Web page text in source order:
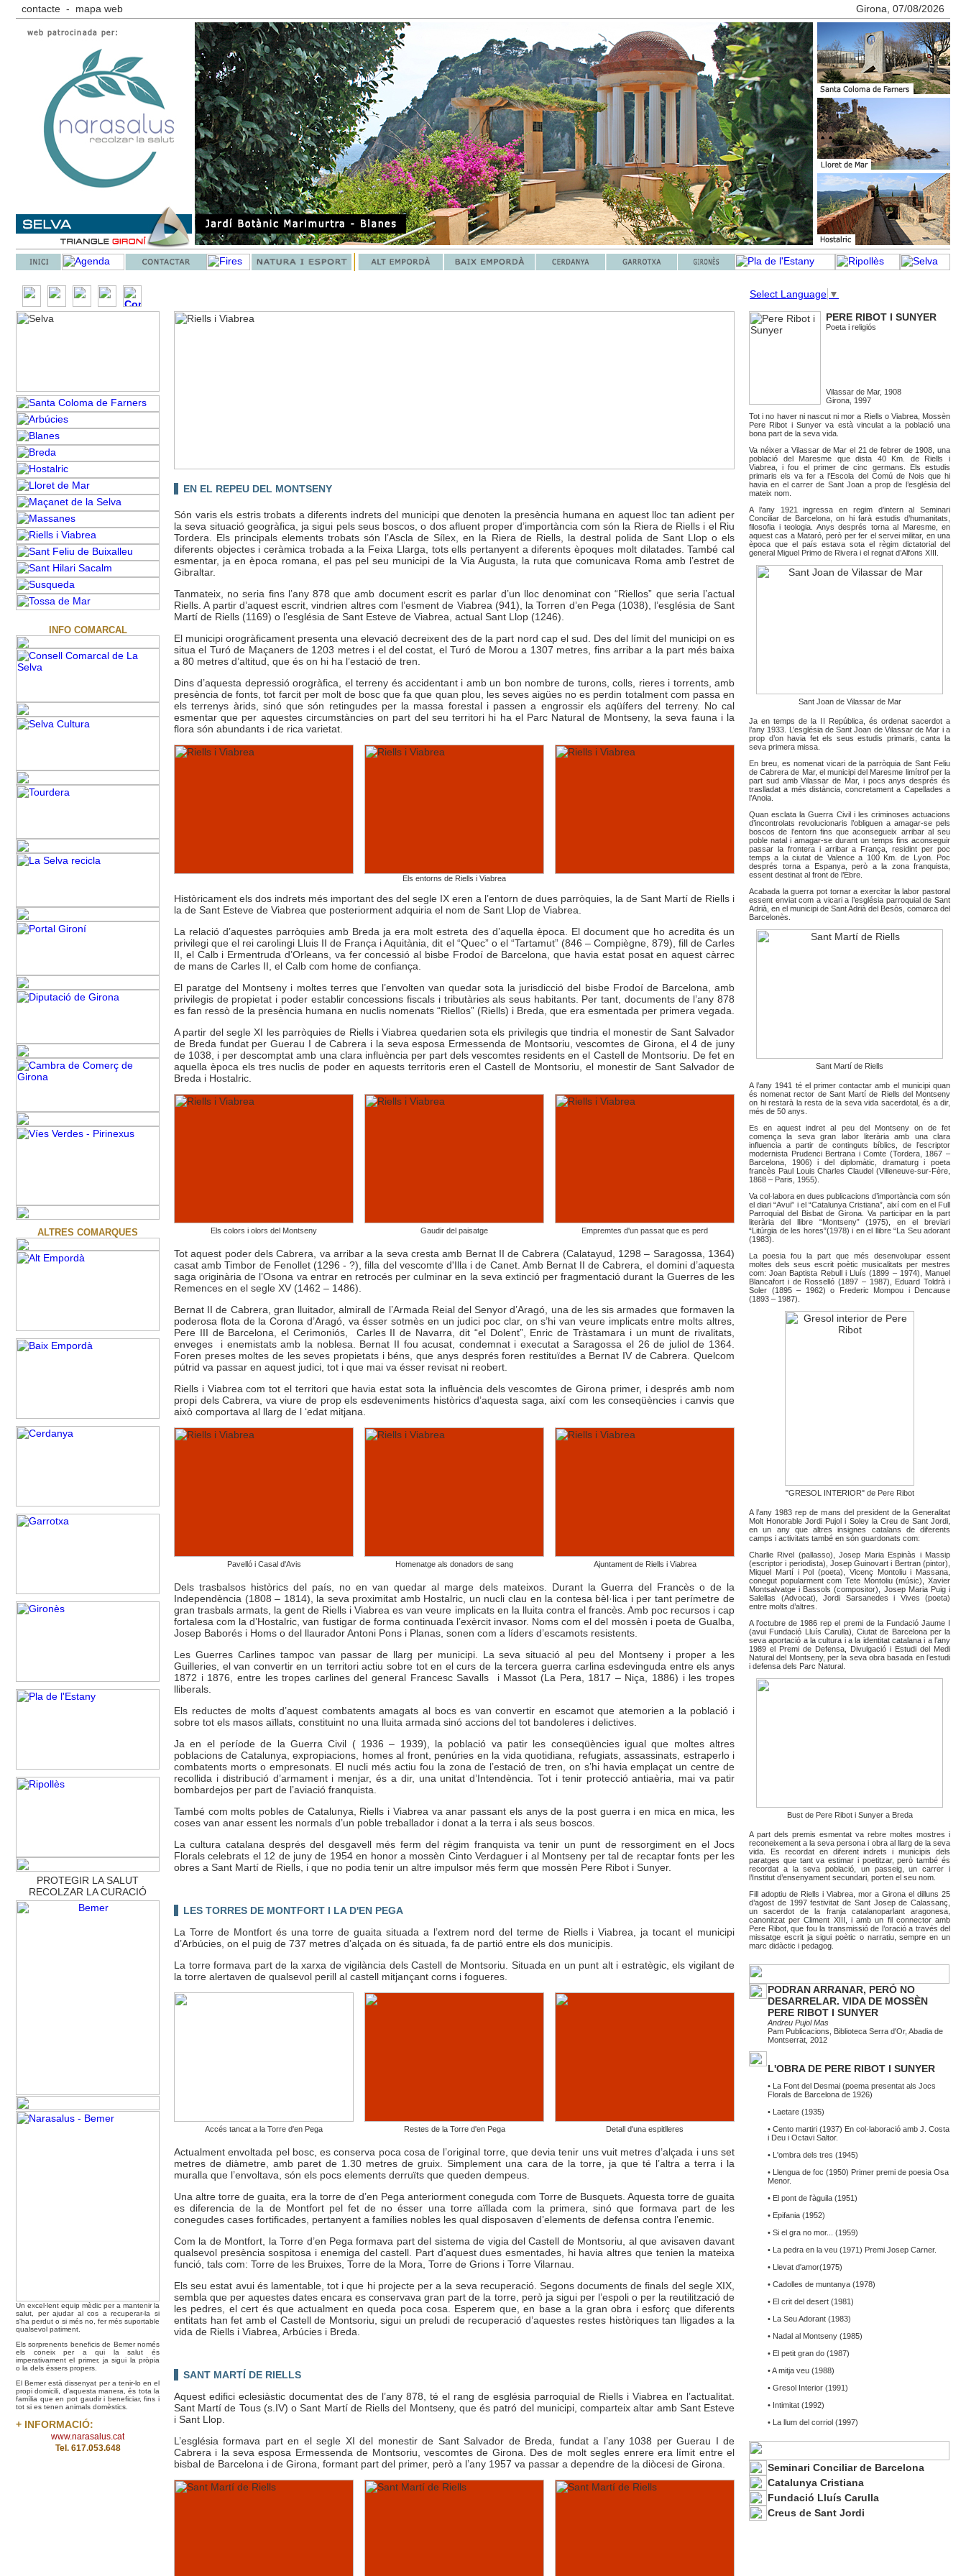
contacte - mapa web Girona, 07/08/2026
Select Language ▼
INFO COMARCAL
ALTRES COMARQUES
PROTEGIR LA SALUT
RECOLZAR LA CURACIÓ
Un excel·lent equip mèdic per a mantenir la
salut, per ajudar al cos a recuperar-la si
s'ha perdut o si més no, fer més suportable
qualsevol patiment.
Els sorprenents beneficis de Bemer només
els coneix per a qui la salut és
imperativament el primer, ja sigui la pròpia
o la dels éssers propers.
El Bemer està dissenyat per a tenir-lo en el
propi domicili, d'aquesta manera, és tota la
família que en pot gaudir i beneficiar, fins i
tot si es tenen animals domèstics.
+ INFORMACIÓ:
www.narasalus.cat
Tel. 617.053.648
EN EL REPEU DEL MONTSENY
Són varis els estris trobats a diferents indrets del municipi que denoten la presència humana en aquest lloc tan adient per
la seva situació geogràfica, ja sigui pels seus boscos, o dos afluent proper d’importància com són la Riera de Riells i el Riu
Tordera. Els principals elements trobats són l’Ascla de Sílex, en la Riera de Riells, la destral polida de Sant Llop o els
diferents objectes i ceràmica trobada a la Feixa Llarga, tots ells pertanyent a diferents èpoques molt dilatades. També cal
esmentar, ja en època romana, el pas pel seu municipi de la Via Augusta, la ruta que comunicava Roma amb l’estret de
Gibraltar.
Tanmateix, no seria fins l’any 878 que amb document escrit es parlar d’un lloc denominat con “Riellos” que seria l’actual
Riells. A partir d’aquest escrit, vindrien altres com l’esment de Viabrea (941), la Torren d’en Pega (1038), l’església de Sant
Martí de Riells (1169) o l’església de Sant Esteve de Viabrea, actual Sant Llop (1246).
El municipi orogràficament presenta una elevació decreixent des de la part nord cap el sud. Des del límit del municipi on es
situa el Turó de Maçaners de 1203 metres i el del costat, el Turó de Morou a 1307 metres, fins arribar a la part més baixa
a 80 metres d’altitud, que és on hi ha l’estació de tren.
Dins d’aquesta depressió orogràfica, el terreny és accidentant i amb un bon nombre de turons, colls, rieres i torrents, amb
presència de fonts, tot farcit per molt de bosc que fa que quan plou, les seves aigües no es perdin totalment com passa en
els terrenys àrids, sinó que són retingudes per la massa forestal i passen a engrossir els aqüífers del terreny. No cal
esmentar que per aquestes circumstàncies on part del seu territori hi ha el Parc Natural de Montseny, la seva fauna i la
flora són abundants i de rica varietat.
Els entorns de Riells i Viabrea
Històricament els dos indrets més important des del segle IX eren a l’entorn de dues parròquies, la de Sant Martí de Riells i
la de Sant Esteve de Viabrea que posteriorment adquiria el nom de Sant Llop de Viabrea.
La relació d’aquestes parròquies amb Breda ja era molt estreta des d’aquella època. El document que ho acredita és un
privilegi que el rei carolingi Lluis II de França i Aquitània, dit el “Quec” o el “Tartamut” (846 – Compiègne, 879), fill de Carles
II, el Calb i Ermentruda d’Orleans, va fer concessió al bisbe Frodoí de Barcelona, que havia estat posat en aquest càrrec
de mans de Carles II, el Calb com home de confiança.
El paratge del Montseny i moltes terres que l’envolten van quedar sota la jurisdicció del bisbe Frodoí de Barcelona, amb
privilegis de propietat i poder establir concessions fiscals i tributàries als seus habitants. Per tant, documents de l’any 878
es fan ressò de la presència humana en nuclis nomenats “Riellos” (Riells) i Breda, que era esmentada per primera vegada.
A partir del segle XI les parròquies de Riells i Viabrea quedarien sota els privilegis que tindria el monestir de Sant Salvador
de Breda fundat per Guerau I de Cabrera i la seva esposa Ermessenda de Montsoriu, vescomtes de Girona, el 4 de juny
de 1038, i per descomptat amb una clara influència per part dels vescomtes residents en el Castell de Montsoriu. De fet en
aquella època els tres nuclis de poder en aquests territoris eren el Castell de Montsoriu, el monestir de Sant Salvador de
Breda i Hostalric.
Els colors i olors del Montseny Gaudir del paisatge Empremtes d'un passat que es perd
Tot aquest poder dels Cabrera, va arribar a la seva cresta amb Bernat II de Cabrera (Calatayud, 1298 – Saragossa, 1364)
casat amb Timbor de Fenollet (1296 - ?), filla del vescomte d'Illa i de Canet. Amb Bernat II de Cabrera, el domini d’aquesta
saga originària de l’Osona va entrar en retrocés per culminar en la seva extinció per fragmentació durant la Guerres de les
Remences en el segle XV (1462 – 1486).
Bernat II de Cabrera, gran lluitador, almirall de l’Armada Reial del Senyor d’Aragó, una de les sis armades que formaven la
poderosa flota de la Corona d’Aragó, va ésser sotmès en un judici poc clar, on s’hi van veure implicats entre molts altres,
Pere III de Barcelona, el Cerimoniós, Carles II de Navarra, dit “el Dolent”, Enric de Tràstamara i un munt de rivalitats,
enveges i enemistats amb la noblesa. Bernat II fou acusat, condemnat i executat a Saragossa el 26 de juliol de 1364.
Foren preses moltes de les seves propietats i béns, que anys després foren restituïdes a Bernat IV de Cabrera. Quelcom
pútrid va passar en aquest judici, tot i que mai va ésser revisat ni reobert.
Riells i Viabrea com tot el territori que havia estat sota la influència dels vescomtes de Girona primer, i després amb nom
propi dels Cabrera, va viure de prop els esdeveniments històrics d’aquesta saga, així com les conseqüències i canvis que
això comportava al llarg de l ‘edat mitjana.
Pavelló i Casal d'Avis Homenatge als donadors de sang Ajuntament de Riells i Viabrea
Dels trasbalsos històrics del país, no en van quedar al marge dels mateixos. Durant la Guerra del Francès o de la
Independència (1808 – 1814), la seva proximitat amb Hostalric, un nucli clau en la contesa bèl·lica i per tant perímetre de
gran trasbals armats, la gent de Riells i Viabrea es van veure implicats en la lluita contra el francès. Amb poc recursos i cap
fortalesa com la d’Hostalric, van fustigar de forma continuada l’exèrcit invasor. Noms com el del mossèn i poeta de Gualba,
Josep Baborés i Homs o del llaurador Antoni Pons i Planas, sonen com a líders d’escamots resistents.
Les Guerres Carlines tampoc van passar de llarg per municipi. La seva situació al peu del Montseny i proper a les
Guilleries, el van convertir en un territori actiu sobre tot en el curs de la tercera guerra carlina esdevinguda entre els anys
1872 i 1876, entre les tropes carlines del general Francesc Savalls i Massot (La Pera, 1817 – Niça, 1886) i les tropes
lliberals.
Els reductes de molts d’aquest combatents amagats al bocs es van convertir en escamot que atemorien a la població i
sobre tot els masos aïllats, constituint no una lluita armada sinó accions del tot bandoleres i delictives.
Ja en el període de la Guerra Civil ( 1936 – 1939), la població va patir les conseqüències igual que moltes altres
poblacions de Catalunya, expropiacions, homes al front, penúries en la vida quotidiana, refugiats, assassinats, estraperlo i
combatents morts o empresonats. El nucli més actiu fou la zona de l’estació de tren, on s’hi havia emplaçat un centre de
recollida i distribució d’armament i menjar, és a dir, una unitat d’Intendència. Tot i tenir protecció antiaèria, mai va patir
bombardejos per part de l’aviació franquista.
També com molts pobles de Catalunya, Riells i Viabrea va anar passant els anys de la post guerra i en mica en mica, les
coses van anar essent les normals d’un poble treballador i donat a la terra i als seus boscos.
La cultura catalana després del desgavell més ferm del règim franquista va tenir un punt de ressorgiment en el Jocs
Florals celebrats el 12 de juny de 1954 en honor a mossèn Cinto Verdaguer i al Montseny per tal de recaptar fonts per les
obres a Sant Martí de Riells, i que no podia tenir un altre impulsor més ferm que mossèn Pere Ribot i Sunyer.
LES TORRES DE MONTFORT I LA D'EN PEGA
La Torre de Montfort és una torre de guaita situada a l’extrem nord del terme de Riells i Viabrea, ja tocant el municipi
d’Arbúcies, on el puig de 737 metres d’alçada on és situada, fa de partió entre els dos municipis.
La torre formava part de la xarxa de vigilància dels Castell de Montsoriu. Situada en un punt alt i estratègic, els vigilant de
la torre alertaven de qualsevol perill al castell mitjançant corns i fogueres.
Accés tancat a la Torre d'en Pega Restes de la Torre d'en Pega Detall d'una espitlleres
Actualment envoltada pel bosc, es conserva poca cosa de l’original torre, que devia tenir uns vuit metres d’alçada i uns set
metres de diàmetre, amb paret de 1.30 metres de gruix. Simplement una cara de la torre, ja que té l’altra a terra i la
muralla que l’envoltava, són els pocs elements derruïts que queden dempeus.
Una altre torre de guaita, era la torre de d’en Pega anteriorment coneguda com Torre de Busquets. Aquesta torre de guaita
es diferencia de la de Montfort pel fet de no ésser una torre aïllada com la primera, sinó que formava part de les
conegudes cases fortificades, pertanyent a famílies nobles les qual disposaven d’elements de defensa contra l’enemic.
Com la de Montfort, la Torre d’en Pega formava part del sistema de vigia del Castell de Montsoriu, al que avisaven davant
qualsevol presència sospitosa i enemiga del castell. Part d’aquest dues esmentades, hi havia altres que tenien la mateixa
funció, tals com: Torre de les Bruixes, Torre de la Mora, Torre de Grions i Torre Vilarnau.
Els seu estat avui és lamentable, tot i que hi projecte per a la seva recuperació. Segons documents de finals del segle XIX,
sembla que per aquestes dates encara es conservava gran part de la torre, però ja sigui per l’espoli o per la reutilització de
les pedres, el cert és que actualment en queda poca cosa. Esperem que, en base a la gran obra i esforç que diferents
entitats han fet amb el Castell de Montsoriu, sigui un preludi de recuperació d’aquestes restes històriques tan lligades a la
vida de Riells i Viabrea, Arbúcies i Breda.
SANT MARTÍ DE RIELLS
Aquest edifici eclesiàstic documentat des de l’any 878, té el rang de església parroquial de Riells i Viabrea en l’actualitat.
Sant Martí de Tous (s.IV) o Sant Martí de Riells del Montseny, que és patró del municipi, comparteix altar amb Sant Esteve
i Sant Llop.
L’església formava part en el segle XI del monestir de Sant Salvador de Breda, fundat a l’any 1038 per Guerau I de
Cabrera i la seva esposa Ermessenda de Montsoriu, vescomtes de Girona. Des de molt segles enrere era límit entre el
bisbal de Barcelona i de Girona, formant part del primer, però a l’any 1957 va passar a dependre de la diòcesi de Girona.
PERE RIBOT I SUNYER
Poeta i religiós
Vilassar de Mar, 1908
Girona, 1997
Tot i no haver ni nascut ni mor a Riells o Viabrea, Mossèn
Pere Ribot i Sunyer va està vinculat a la població una
bona part de la seva vida.
Va néixer a Vilassar de Mar el 21 de febrer de 1908, una
població del Maresme que dista 40 Km. de Riells i
Viabrea, i fou el primer de cinc germans. Els estudis
primaris els va fer a l’Escola del Comú de Nois que hi
havia en el carrer de Sant Joan a prop de l’església del
mateix nom.
A l’any 1921 ingressa en regim d’intern al Seminari
Conciliar de Barcelona, on hi farà estudis d’humanitats,
filosofia i teologia. Anys després torna al Maresme, en
aquest cas a Mataró, però per fer el servei militar, en una
època que el país estava sota el règim dictatorial del
general Miguel Primo de Rivera i el regnat d’Alfons XIII.
Sant Joan de Vilassar de Mar
Ja en temps de la II República, és ordenat sacerdot a
l’any 1933. L’església de Sant Joan de Vilassar de Mar i a
prop d’on havia fet els seus estudis primaris, canta la
seva primera missa.
En breu, es nomenat vicari de la parròquia de Sant Feliu
de Cabrera de Mar, el municipi del Maresme limítrof per la
part sud amb Vilassar de Mar, i pocs anys després és
traslladat a més distància, concretament a Capellades a
l’Anoia.
Quan esclata la Guerra Civil i les criminoses actuacions
d’incontrolats revolucionaris l’obliguen a amagar-se pels
boscos de l’entorn fins que aconsegueix arribar al seu
poble natal i amagar-se durant un temps fins aconseguir
passar la frontera i arribar a França, residint per poc
temps a la ciutat de Valence a 100 Km. de Lyon. Poc
després torna a Espanya, però a la zona franquista,
essent destinat al front de l’Ebre.
Acabada la guerra pot tornar a exercitar la labor pastoral
essent enviat com a vicari a l’església parroquial de Sant
Adrià, en el municipi de Sant Adrià del Besòs, comarca del
Barcelonès.
Sant Martí de Riells
A l’any 1941 té el primer contactar amb el municipi quan
és nomenat rector de Sant Martí de Riells del Montseny
on hi restarà la resta de la seva vida sacerdotal, és a dir,
més de 50 anys.
Es en aquest indret al peu del Montseny on de fet
comença la seva gran labor literària amb una clara
influencia a partir de continguts bíblics, de l’escriptor
modernista Prudenci Bertrana i Comte (Tordera, 1867 –
Barcelona, 1906) i del diplomàtic, dramaturg i poeta
francès Paul Louis Charles Claudel (Villeneuve-sur-Fère,
1868 – Paris, 1955).
Va col·labora en dues publicacions d’importància com són
el diari “Avui” i el “Catalunya Cristiana”, així com en el Full
Parroquial del Bisbat de Girona. Va participar en la part
literària del llibre “Montseny” (1975), en el breviari
“Litúrgia de les hores”(1978) i en el llibre “La Seu adorant
(1983).
La poesia fou la part que més desenvolupar essent
moltes dels seus escrit poètic musicalitats per mestres
com: Joan Baptista Rebull i Lluís (1899 – 1974), Manuel
Blancafort i de Rosselló (1897 – 1987), Eduard Toldrà i
Soler (1895 – 1962) o Frederic Mompou i Dencause
(1893 – 1987).
"GRESOL INTERIOR" de Pere Ribot
A l’any 1983 rep de mans del president de la Generalitat
Molt Honorable Jordi Pujol i Soley la Creu de Sant Jordi,
en un any que altres insignes catalans de diferents
camps i activitats també en són guardonats com:
Charlie Rivel (pallasso), Josep Maria Espinàs i Massip
(escriptor i periodista), Josep Guinovart i Bertran (pintor),
Miquel Martí i Pol (poeta), Vicenç Montoliu i Massana,
conegut popularment com Tete Montoliu (músic), Xavier
Montsalvatge i Bassols (compositor), Josep Maria Puig i
Salellas (Advocat), Jordi Sarsanedes i Vives (poeta)
entre molts d’altres.
A l’octubre de 1986 rep el premi de la Fundació Jaume I
(avui Fundació Lluís Carulla), Ciutat de Barcelona per la
seva aportació a la cultura i a la identitat catalana i a l’any
1989 el Premi de Defensa, Divulgació i Estudi del Medi
Natural del Montseny, per la seva obra basada en l’estudi
i defensa dels Parc Natural.
Bust de Pere Ribot i Sunyer a Breda
A part dels premis esmentat va rebre moltes mostres i
reconeixement a la seva persona i obra al llarg de la seva
vida. Es recordat en diferent indrets i municipis dels
paratges que tant va estimar i poetitzar, però també és
recordat a la seva població, un passeig, un carrer i
l’Institut d’ensenyament secundari, porten el seu nom.
Fill adoptiu de Riells i Viabrea, mor a Girona el dilluns 25
d’agost de 1997 festivitat de Sant Josep de Calassanç,
un sacerdot de la franja catalanoparlant aragonesa,
canonitzat per Climent XIII, i amb un fil connector amb
Pere Ribot, que fou la transmissió de l’oració a través del
missatge escrit ja sigui poètic o narratiu, sempre en un
marc didàctic i pedagog.
PODRAN ARRANAR, PERÓ NO
DESARRELAR. VIDA DE MOSSÈN
PERE RIBOT I SUNYER
Andreu Pujol Mas
Pam Publicacions , Biblioteca Serra d'Or, Abadia de
Montserrat, 2012
L'OBRA DE PERE RIBOT I SUNYER
• La Font del Desmai (poema presentat als Jocs
Florals de Barcelona de 1926)
• Laetare (1935)
• Cento martiri (1937) En col·laboració amb J. Costa
i Deu i Octavi Saltor.
• L'ombra dels tres (1945)
• Llengua de foc (1950) Primer premi de poesia Osa
Menor.
• El pont de l'àguila (1951)
• Epifania (1952)
• Si el gra no mor... (1959)
• La pedra en la veu (1971) Premi Josep Carner.
• Llevat d'amor(1975)
• Cadolles de muntanya (1978)
• El crit del desert (1981)
• La Seu Adorant (1983)
• Nadal al Montseny (1985)
• El petit gran do (1987)
• A mitja veu (1988)
• Gresol Interior (1991)
• Intimitat (1992)
• La llum del corriol (1997)
Seminari Conciliar de Barcelona
Catalunya Cristiana
Fundació Lluís Carulla
Creus de Sant Jordi